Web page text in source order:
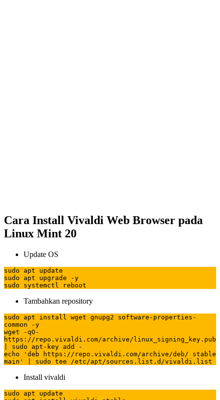
Cara Install Vivaldi Web Browser pada
Linux Mint 20
Update OS
sudo apt update
sudo apt upgrade -y
sudo systemctl reboot
Tambahkan repository
sudo apt install wget gnupg2 software-properties-
common -y
wget -qO-
https://repo.vivaldi.com/archive/linux_signing_key.pub
| sudo apt-key add -
echo 'deb https://repo.vivaldi.com/archive/deb/ stable
main' | sudo tee /etc/apt/sources.list.d/vivaldi.list
Install vivaldi
sudo apt update